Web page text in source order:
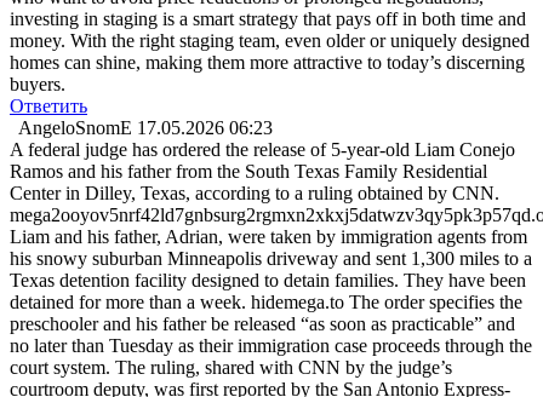
investing in staging is a smart strategy that pays off in both time and
money. With the right staging team, even older or uniquely designed
homes can shine, making them more attractive to today’s discerning
buyers.
Ответить
AngeloSnomE 17.05.2026 06:23
A federal judge has ordered the release of 5-year-old Liam Conejo
Ramos and his father from the South Texas Family Residential
Center in Dilley, Texas, according to a ruling obtained by CNN.
Liam and his father, Adrian, were taken by immigration agents from
his snowy suburban Minneapolis driveway and sent 1,300 miles to a
Texas detention facility designed to detain families. They have been
detained for more than a week. hidemega.to The order specifies the
preschooler and his father be released “as soon as practicable” and
no later than Tuesday as their immigration case proceeds through the
court system. The ruling, shared with CNN by the judge’s
courtroom deputy, was first reported by the San Antonio Express-